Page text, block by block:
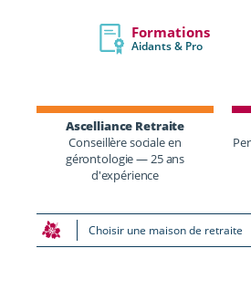
Formations
Aidants & Pro
Ascelliance Retraite
Conseillère sociale en
gérontologie — 25 ans
d'expérience
Choisir une maison de retraite